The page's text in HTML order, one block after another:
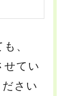
、
せてい
さい